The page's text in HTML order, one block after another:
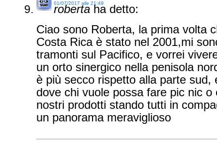
roberta ha detto:
01/07/2017 alle 21:49
Ciao sono Roberta, la prima volta
Costa Rica è stato nel 2001,mi
tramonti sul Pacifico, e vorrei
un orto sinergico nella penisola
è più secco rispetto alla parte sud,
dove chi vuole possa fare pic nic o
nostri prodotti stando tutti in
un panorama meraviglioso